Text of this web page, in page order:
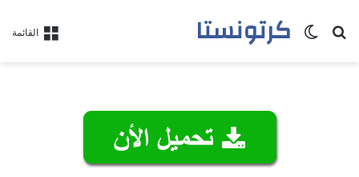
القائمة كرتونستابحث عنالوضع المظلم